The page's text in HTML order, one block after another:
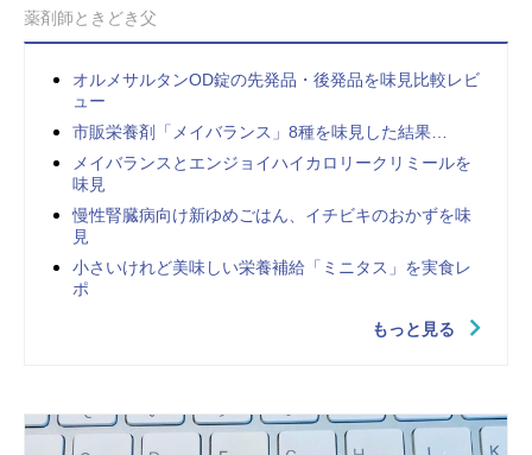
薬剤師ときどき父
オルメサルタンOD錠の先発品・後発品を味見比較レビ
ュー
市販栄養剤「メイバランス」8種を味見した結果…
メイバランスとエンジョイハイカロリークリミールを
味見
慢性腎臓病向け新ゆめごはん、イチビキのおかずを味
見
小さいけれど美味しい栄養補給「ミニタス」を実食レ
ポ
もっと見る